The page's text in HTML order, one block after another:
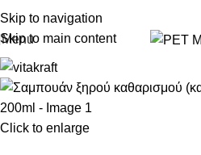
Skip to navigation
Skip to main content
ΔΩΡΕΑΝ DELIVERY ΣΤΗΝ ΠΟΛΗ
Menu
Click to enlarge